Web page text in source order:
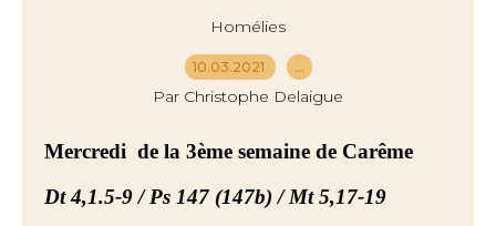
Homélies
10.03.2021 …
Par Christophe Delaigue
Mercredi de la 3ème semaine de Carême
Dt 4,1.5-9 / Ps 147 (147b) / Mt 5,17-19